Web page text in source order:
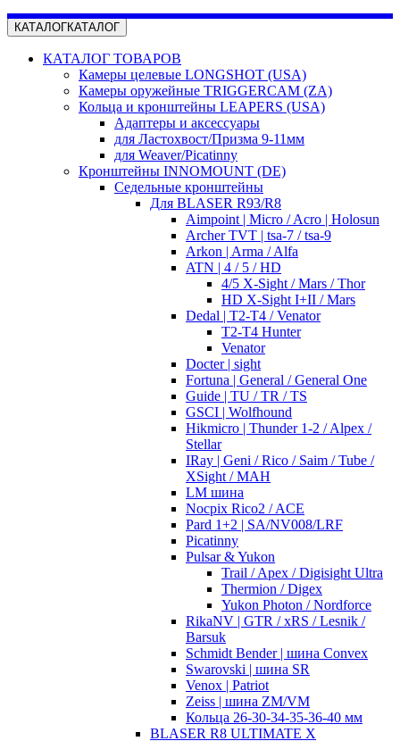
КАТАЛОГКАТАЛОГ
КАТАЛОГ ТОВАРОВ
Камеры целевые LONGSHOT (USA)
Камеры оружейные TRIGGERCAM (ZA)
Кольца и кронштейны LEAPERS (USA)
Адаптеры и аксессуары
для Ластохвост/Призма 9-11мм
для Weaver/Picatinny
Кронштейны INNOMOUNT (DE)
Седельные кронштейны
Для BLASER R93/R8
Aimpoint | Micro / Acro | Holosun
Archer TVT | tsa-7 / tsa-9
Arkon | Arma / Alfa
ATN | 4 / 5 / HD
4/5 X-Sight / Mars / Thor
HD X-Sight I+II / Mars
Dedal | T2-T4 / Venator
T2-T4 Hunter
Venator
Docter | sight
Fortuna | General / General One
Guide | TU / TR / TS
GSCI | Wolfhound
Hikmicro | Thunder 1-2 / Alpex /
Stellar
IRay | Geni / Rico / Saim / Tube /
XSight / MAH
LM шина
Nocpix Rico2 / ACE
Pard 1+2 | SA/NV008/LRF
Picatinny
Pulsar & Yukon
Trail / Apex / Digisight Ultra
Thermion / Digex
Yukon Photon / Nordforce
RikaNV | GTR / xRS / Lesnik /
Barsuk
Schmidt Bender | шина Convex
Swarovski | шина SR
Venox | Patriot
Zeiss | шина ZM/VM
Кольца 26-30-34-35-36-40 мм
BLASER R8 ULTIMATE X